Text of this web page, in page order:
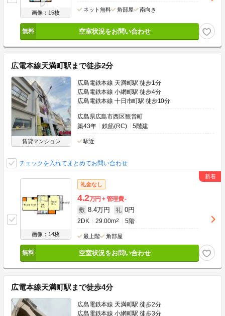
画像：15枚
ネット無料 角部屋 南向き
空室状況をお問い合わせ
広電本線天満町駅まで徒歩2分
賃貸マンション
広島電鉄本線 天満町駅 徒歩1分
広島電鉄本線 小網町駅 徒歩4分
広島電鉄本線 十日市町駅 徒歩10分
広島県広島市西区観音町
築43年
鉄筋(RC) 5階建
駅近
チェックを入れてまとめてお問い合わせ
画像：14枚
礼金なし
4.2万円 管理費-
敷 8.4万円 礼 0円
2DK 29.00m2 5階
最上階 角部屋
空室状況をお問い合わせ
広電本線天満町駅まで徒歩4分
広島電鉄本線 天満町駅 徒歩2分
広島電鉄本線 小網町駅 徒歩3分